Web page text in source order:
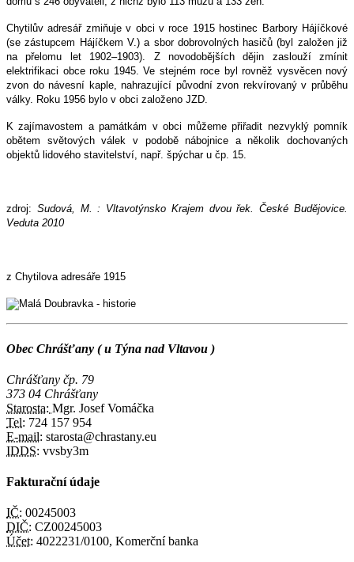
Chytilův adresář zmiňuje v obci v roce 1915 hostinec Barbory Hájíčkové
(se zástupcem Hájíčkem V.) a sbor dobrovolných hasičů (byl založen již
na přelomu let 1902–1903). Z novodobějších dějin zaslouží zmínit
elektrifikaci obce roku 1945. Ve stejném roce byl rovněž vysvěcen nový
zvon do návesní kaple, nahrazující původní zvon rekvírovaný v průběhu
války. Roku 1956 bylo v obci založeno JZD.
K zajímavostem a památkám v obci můžeme přiřadit nezvyklý pomník
obětem světových válek v podobě nábojnice a několik dochovaných
objektů lidového stavitelství, např. špýchar u čp. 15.
zdroj: Sudová, M. : Vltavotýnsko Krajem dvou řek. České Budějovice.
Veduta 2010
z Chytilova adresáře 1915
Obec Chrášťany ( u Týna nad Vltavou )
Chrášťany čp. 79
373 04 Chrášťany
Starosta: Mgr. Josef Vomáčka
Tel: 724 157 954
E-mail: starosta@chrastany.eu
IDDS: vvsby3m
Fakturační údaje
IČ: 00245003
DIČ: CZ00245003
Účet: 4022231/0100, Komerční banka